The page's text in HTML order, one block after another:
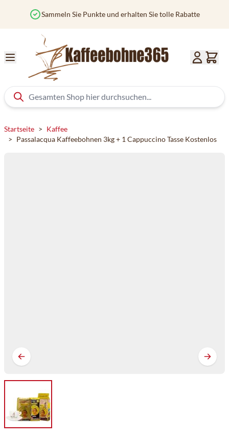
Sammeln Sie Punkte und erhalten Sie tolle Rabatte
Startseite > Kaffee
> Passalacqua Kaffeebohnen 3kg + 1 Cappuccino Tasse Kostenlos